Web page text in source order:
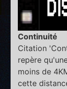
Continuité
Citation
repère
moins de
cette